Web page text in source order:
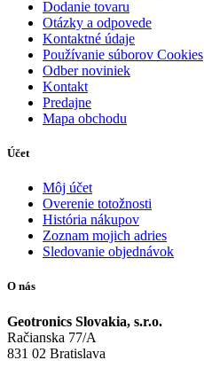
Dodanie tovaru
Otázky a odpovede
Kontaktné údaje
Používanie súborov Cookies
Odber noviniek
Kontakt
Predajne
Mapa obchodu
Účet
Môj účet
Overenie totožnosti
História nákupov
Zoznam mojich adries
Sledovanie objednávok
O nás
Geotronics Slovakia, s.r.o.
Račianska 77/A
831 02 Bratislava